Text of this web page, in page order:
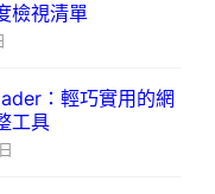
檢視清單
：輕巧實用的網
工具